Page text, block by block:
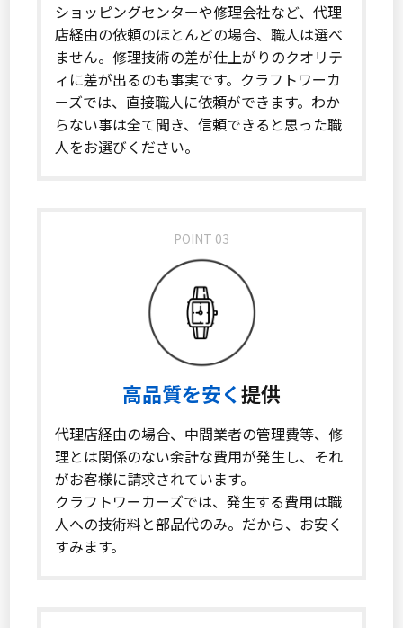
ショッピングセンターや修理会社など、代理
店経由の依頼のほとんどの場合、職人は選べ
ません。修理技術の差が仕上がりのクオリテ
ィに差が出るのも事実です。クラフトワーカ
ーズでは、直接職人に依頼ができます。わか
らない事は全て聞き、信頼できると思った職
人をお選びください。
POINT 03
高品質を安く提供
代理店経由の場合、中間業者の管理費等、修
理とは関係のない余計な費用が発生し、それ
がお客様に請求されています。
クラフトワーカーズでは、発生する費用は職
人への技術料と部品代のみ。だから、お安く
すみます。